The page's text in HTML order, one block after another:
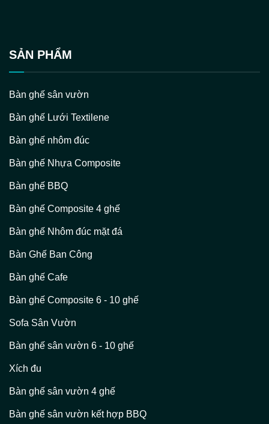
SẢN PHẨM
Bàn ghế sân vườn
Bàn ghế Lưới Textilene
Bàn ghế nhôm đúc
Bàn ghế Nhựa Composite
Bàn ghế BBQ
Bàn ghế Composite 4 ghế
Bàn ghế Nhôm đúc mặt đá
Bàn Ghế Ban Công
Bàn ghế Cafe
Bàn ghế Composite 6 - 10 ghế
Sofa Sân Vườn
Bàn ghế sân vườn 6 - 10 ghế
Xích đu
Bàn ghế sân vườn 4 ghế
Bàn ghế sân vườn kết hợp BBQ